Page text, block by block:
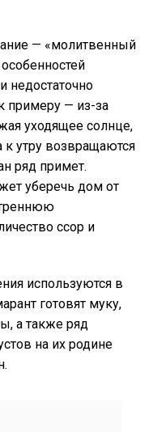
— «молитвенный
недостаточно
примеру — из-за
уходящее солнце,
к утру возвращаются
ряд примет.
уберечь дом от
ссор и
используются в
готовят муку,
а также ряд
на их родине